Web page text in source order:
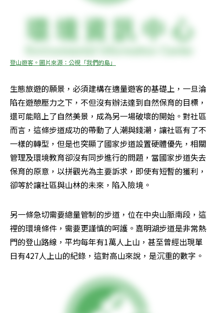
登山遊客。圖片來源：公視「我們的島」
生態旅遊的願景，必須建構在適量遊客的基礎上，一旦淪
陷在遊憩壓力之下，不但沒有辦法達到自然保育的目標，
還可能賠上了自然美景，成為另一場破壞的開始。對社區
而言，這條步道成功的帶動了人潮與錢潮，讓社區有了不
一樣的轉型，但是也突顯了國家步道設置硬體優先，相關
管理及環境教育卻沒有同步進行的問題，當國家步道失去
保育的原意，以拼觀光為主要訴求，即使有短暫的獲利，
卻等於讓社區與山林的未來，陷入險境。
另一條急切需要總量管制的步道，位在中央山脈南段，這
裡的環境條件，需要更謹慎的呵護。嘉明湖步道是非常熱
門的登山路線，平均每年有1萬人上山，甚至曾經出現單
日有427人上山的紀錄，這對高山來說，是沉重的數字。